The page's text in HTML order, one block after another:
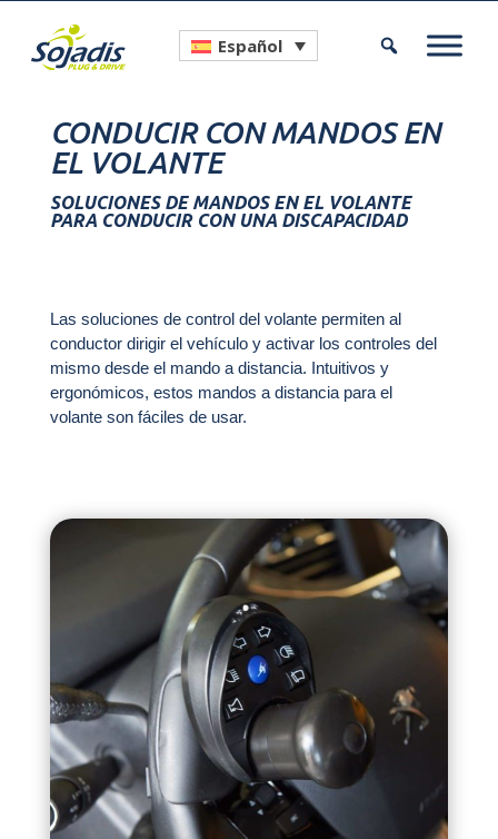
Español
CONDUCIR CON MANDOS EN
EL VOLANTE
SOLUCIONES DE MANDOS EN EL VOLANTE
PARA CONDUCIR CON UNA DISCAPACIDAD
Las soluciones de control del volante permiten al
conductor dirigir el vehículo y activar los controles del
mismo desde el mando a distancia. Intuitivos y
ergonómicos, estos mandos a distancia para el
volante son fáciles de usar.